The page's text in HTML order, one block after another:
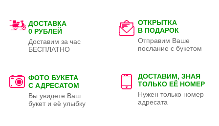
ДОСТАВКА
0 РУБЛЕЙ
Доставим за час
БЕСПЛАТНО
ОТКРЫТКА
В ПОДАРОК
Отправим Ваше
послание с букетом
ФОТО БУКЕТА
С АДРЕСАТОМ
Вы увидете Ваш
букет и её улыбку
ДОСТАВИМ, ЗНАЯ
ТОЛЬКО ЕЁ НОМЕР
Нужен только номер
адресата